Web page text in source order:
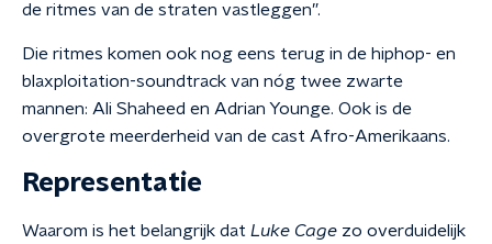
de ritmes van de straten vastleggen”.
Die ritmes komen ook nog eens terug in de hiphop- en
blaxploitation-soundtrack van nóg twee zwarte
mannen: Ali Shaheed en Adrian Younge. Ook is de
overgrote meerderheid van de cast Afro-Amerikaans.
Representatie
Waarom is het belangrijk dat Luke Cage zo overduidelijk